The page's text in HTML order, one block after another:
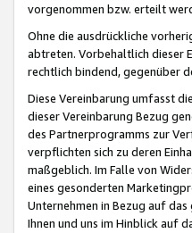
vorgenommen bzw. erteilt
Ohne die ausdrückliche
abtreten. Vorbehaltlich dieser
rechtlich bindend, gegenüber
Diese Vereinbarung umfasst
dieser Vereinbarung Bezug
des Partnerprogramms zur
verpflichten sich zu deren
maßgeblich. Im Falle von
eines gesonderten
Unternehmen in Bezug auf
Ihnen und uns im Hinblick auf